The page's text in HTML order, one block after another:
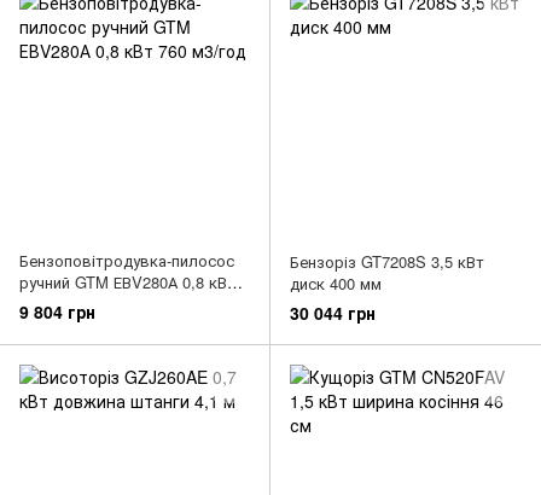
Бензоповітродувка-пилосос
ручний GTM ЕВV280А 0,8 кВт
760 м3/год
9 804 грн
Бензоріз GT7208S 3,5 кВт
диск 400 мм
30 044 грн